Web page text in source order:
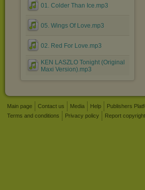
01. Colder Than Ice.mp3
05. Wings Of Love.mp3
02. Red For Love.mp3
KEN LASZLO Tonight (Original
Maxi Version).mp3
Main page Contact us Media Help
Publishers
Terms and conditions
Privacy policy Report